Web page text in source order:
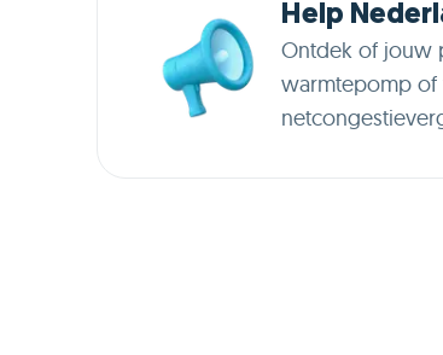
Help
Ontdek of jouw
warmtepomp of